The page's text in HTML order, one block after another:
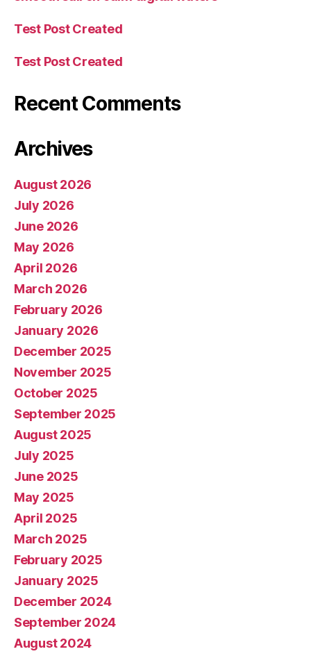
Test Post Created
Test Post Created
Recent Comments
Archives
August 2026
July 2026
June 2026
May 2026
April 2026
March 2026
February 2026
January 2026
December 2025
November 2025
October 2025
September 2025
August 2025
July 2025
June 2025
May 2025
April 2025
March 2025
February 2025
January 2025
December 2024
September 2024
August 2024